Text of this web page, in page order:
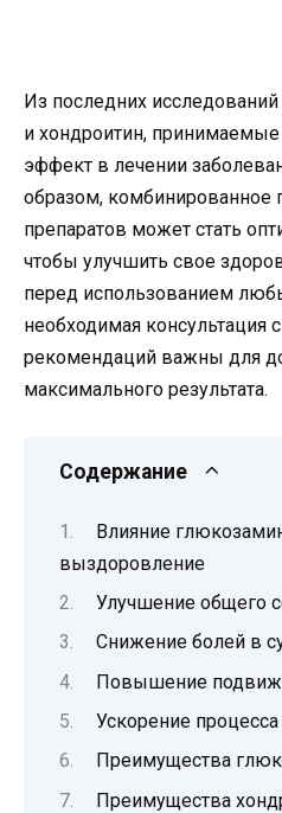
Из последних
и хондроитин,
эффект в лечении
образом, комбинированное
препаратов может стать
чтобы улучшить свое
перед использованием
необходимая консультация
рекомендаций важны для
максимального результата.
Содержание
Влияние
выздоровление
Улучшение общего
Снижение болей в
Повышение
Ускорение
Преимущества
Преимущества